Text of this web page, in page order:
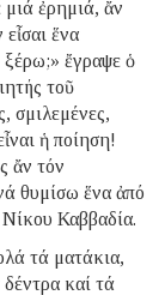
μιά ἐρημιά, ἄν
ἕνα
ξέρω;» ἔγραψε ὁ
τοῦ
σμιλεμένες,
ἡ ποίηση!
ἄν τόν
θυμίσω ἕνα ἀπό
Καββαδία.
τά ματάκια,
καί τά